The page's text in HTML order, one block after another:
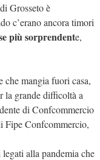
Grosseto è
c’erano ancora timori
più sorprendente,
che mangia fuori casa,
la grande difficoltà a
di Confcommercio
Fipe Confcommercio,
alla pandemia che